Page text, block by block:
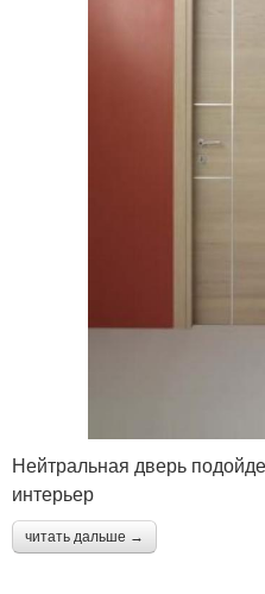
Нейтральная дверь
интерьер
читать дальше →